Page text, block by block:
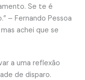
Se te é
– Fernando Pessoa
achei que se
a uma reflexão
de disparo.